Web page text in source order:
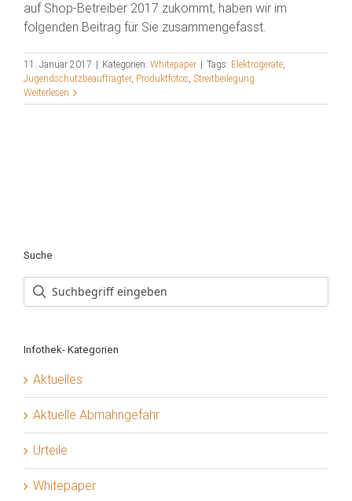
auf Shop-Betreiber 2017 zukommt, haben wir im
folgenden Beitrag für Sie zusammengefasst.
11. Januar 2017 Kategorien: Whitepaper Tags: Elektrogeräte,
Jugendschutzbeauftragter, Produktfotos, Streitbeilegung
Weiterlesen
Suche
Infothek- Kategorien
Aktuelles
Aktuelle Abmahngefahr
Urteile
Whitepaper